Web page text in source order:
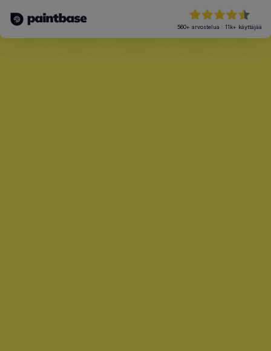
560+ arvostelua · 11k+ käyttäjää